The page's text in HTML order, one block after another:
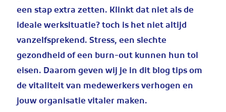
een stap extra zetten. Klinkt dat niet als de
ideale werksituatie? toch is het niet altijd
vanzelfsprekend. Stress, een slechte
gezondheid of een burn-out kunnen hun tol
eisen. Daarom geven wij je in dit blog tips om
de vitaliteit van medewerkers verhogen en
jouw organisatie vitaler maken.